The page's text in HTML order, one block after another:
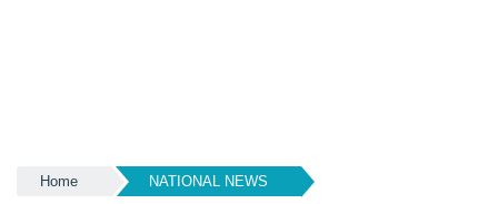
Home NATIONAL NEWS